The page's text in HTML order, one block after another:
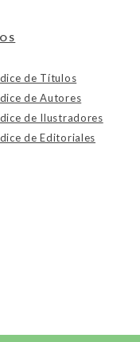
de Títulos
de Autores
de Ilustradores
de Editoriales